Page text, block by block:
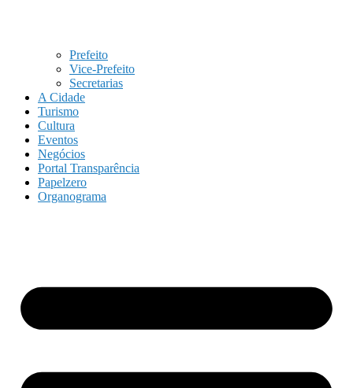
Prefeito
Vice-Prefeito
Secretarias
A Cidade
Turismo
Cultura
Eventos
Negócios
Portal Transparência
Papelzero
Organograma